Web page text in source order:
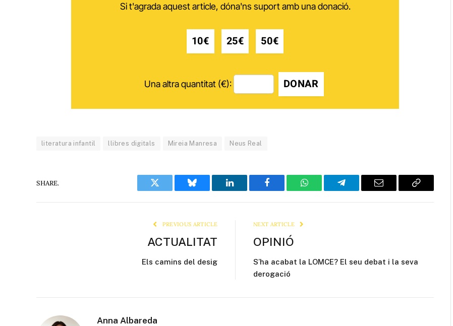
Si t'agrada aquest article, dóna'ns suport amb una donació.
10€ 25€ 50€
Una altra quantitat (€): DONAR
literatura infantil llibres digitals Mireia Manresa Neus Real
SHARE.
Twitter Bluesky LinkedIn Facebook WhatsAppTelegram Email
Copy
PREVIOUS ARTICLE
ACTUALITAT
Els camins del desig
NEXT ARTICLE
OPINIÓ
S’ha acabat la LOMCE? El seu debat i la seva
derogació
Anna Albareda